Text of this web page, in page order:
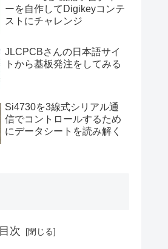
ーを自作してDigikeyコンテ
ストにチャレンジ
JLCPCBさんの日本語サイ
トから基板発注をしてみる
Si4730を3線式シリアル通
信でコントロールするため
にデータシートを読み解く
目次